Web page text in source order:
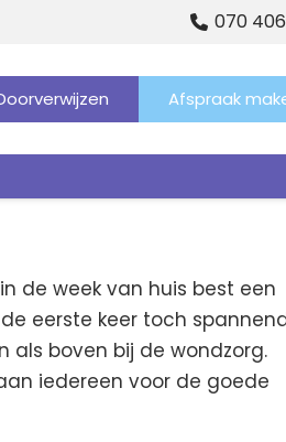
070 406
Afspraak
de week van huis best een
eerste keer toch
als boven bij de wondzorg.
iedereen voor de goede